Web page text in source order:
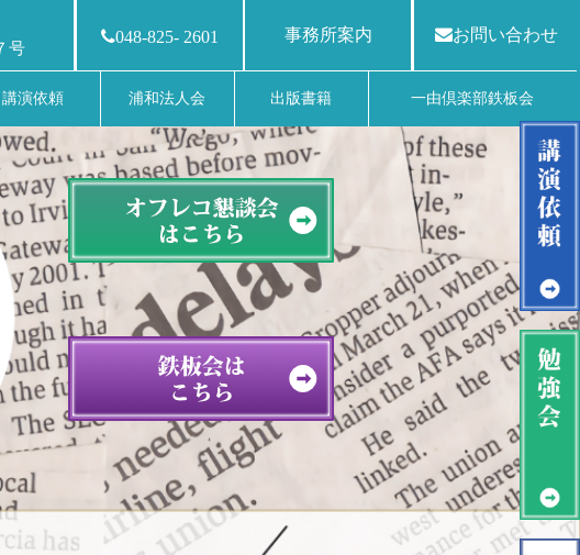
号
048-825- 2601 事務所案内 お問い合わせ
講演依頼 浦和法人会 出版書籍 一由倶楽部鉄板会